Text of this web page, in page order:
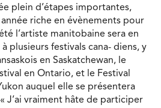
plein d’étapes importantes,
riche en évènements pour
l’artiste manitobaine sera en
plusieurs festivals cana- diens, y
en Saskatchewan, le
en Ontario, et le Festival
auquel elle se présentera
J’ai vraiment hâte de participer